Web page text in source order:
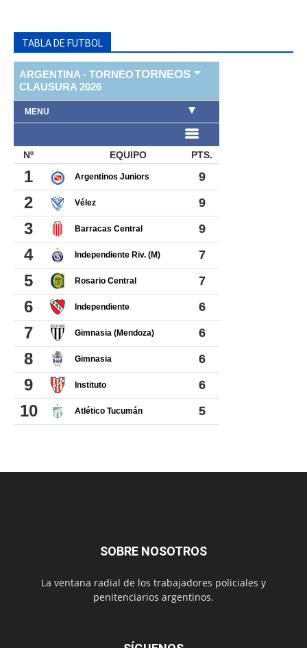
TABLA DE FUTBOL
SOBRE NOSOTROS
La ventana radial de los trabajadores policiales y
penitenciarios argentinos.